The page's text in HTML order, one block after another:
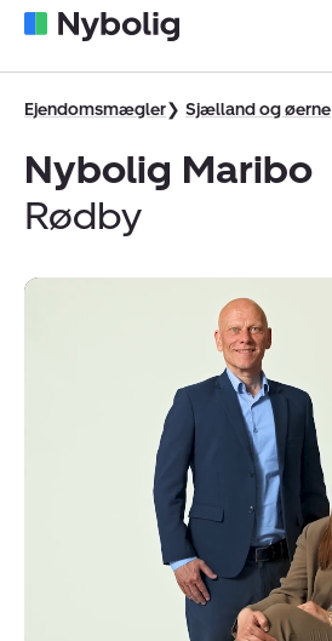
Ejendomsmægler Sjælland og øerne
Nybolig Maribo
Rødby